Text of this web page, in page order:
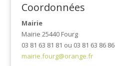
Coordonnées
Mairie
Mairie 25440 Fourg
03 81 63 81 81 ou 03 81 63 86 86
mairie.fourg@orange.fr